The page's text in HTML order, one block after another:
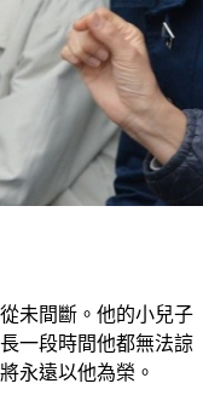
一段時間他都無法諒
永遠以他為榮。